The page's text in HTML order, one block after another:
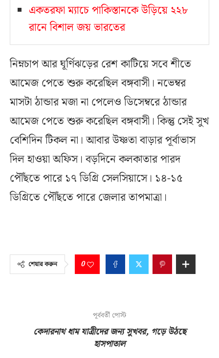
একতরফা ম্যাচে পাকিস্তানকে উড়িয়ে ২২৮
রানে বিশাল জয় ভারতের
নিম্নচাপ আর ঘূর্ণিঝড়ের রেশ কাটিয়ে সবে শীতে
আমেজ পেতে শুরু করেছিল বঙ্গবাসী। নভেম্বর
মাসটা ঠান্ডার মজা না পেলেও ডিসেম্বরে ঠান্ডার
আমেজ পেতে শুরু করেছিল বঙ্গবাসী। কিন্তু সেই সুখ
বেশিদিন টিকল না। আবার উষ্ণতা বাড়ার পূর্বাভাস
দিল হাওয়া অফিস। বড়দিনে কলকাতার পারদ
পৌঁছতে পারে ১৭ ডিগ্রি সেলসিয়াসে। ১৪-১৫
ডিগ্রিতে পৌঁছতে পারে জেলার তাপমাত্রা।
শেয়ার করুন 0
পূর্ববর্তী পোস্ট
কেদারনাথ ধাম যাত্রীদের জন্য সুখবর, গড়ে উঠছে
হাসপাতাল